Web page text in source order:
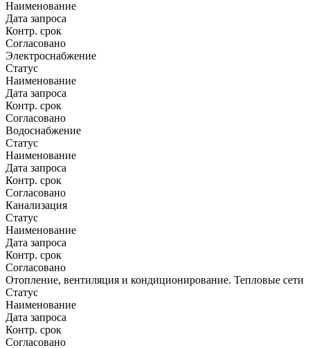
Наименование
Дата запроса
Контр. срок
Согласовано
Электроснабжение
Статус
Наименование
Дата запроса
Контр. срок
Согласовано
Водоснабжение
Статус
Наименование
Дата запроса
Контр. срок
Согласовано
Канализация
Статус
Наименование
Дата запроса
Контр. срок
Согласовано
Отопление, вентиляция и кондиционирование. Тепловые сети
Статус
Наименование
Дата запроса
Контр. срок
Согласовано